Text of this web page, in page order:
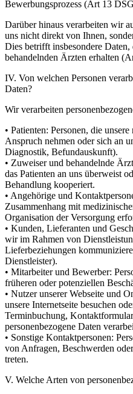
Bewerbungsprozess (Art 13
Darüber hinaus verarbeiten wir
uns nicht direkt von Ihnen,
Dies betrifft insbesondere
behandelnden Ärzten erhalten
IV. Von welchen Personen
Daten?
Wir verarbeiten
• Patienten: Personen, die
Anspruch nehmen oder sich an
Diagnostik, Befundauskunft).
• Zuweiser und behandelnde
das Patienten an uns überweist
Behandlung kooperiert.
• Angehörige und
Zusammenhang mit
Organisation der Versorgung
• Kunden, Lieferanten und
wir im Rahmen von
Lieferbeziehungen
Dienstleister).
• Mitarbeiter und Bewerber:
früheren oder potenziellen
• Nutzer unserer Webseite und
unsere Internetseite besuchen
Terminbuchung,
personenbezogene Daten
• Sonstige Kontaktpersonen:
von Anfragen, Beschwerden
treten.
V. Welche Arten von